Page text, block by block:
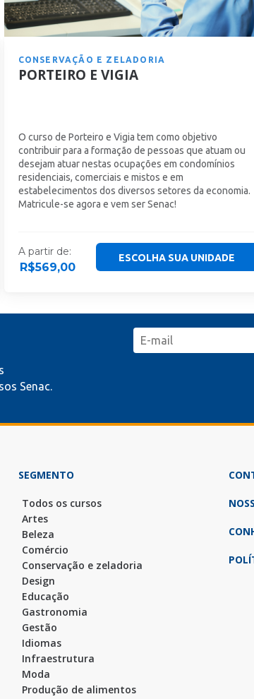
CONSERVAÇÃO E ZELADORIA
PORTEIRO E VIGIA
O curso de Porteiro e Vigia tem como objetivo
contribuir para a formação de pessoas que atuam ou
desejam atuar nestas ocupações em condomínios
residenciais, comerciais e mistos e em
estabelecimentos dos diversos setores da economia.
Matricule-se agora e vem ser Senac!
A partir de:
R$569,00
ESCOLHA SUA UNIDADE
Senac.
SEGMENTO
Todos os cursos
Artes
Beleza
Comércio
Conservação e zeladoria
Design
Educação
Gastronomia
Gestão
Idiomas
Infraestrutura
Moda
Produção de alimentos